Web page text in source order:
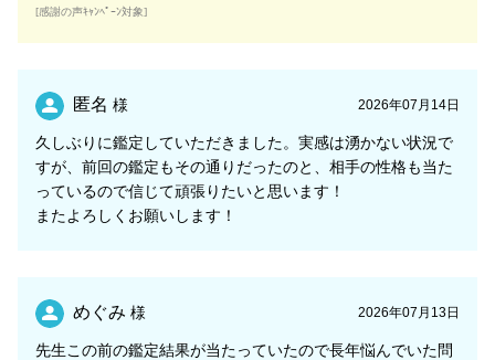
[感謝の声ｷｬﾝﾍﾟｰﾝ対象]
匿名 様 2026年07月14日
久しぶりに鑑定していただきました。実感は湧かない状況で
すが、前回の鑑定もその通りだったのと、相手の性格も当た
っているので信じて頑張りたいと思います！
またよろしくお願いします！
めぐみ 様 2026年07月13日
先生この前の鑑定結果が当たっていたので長年悩んでいた問